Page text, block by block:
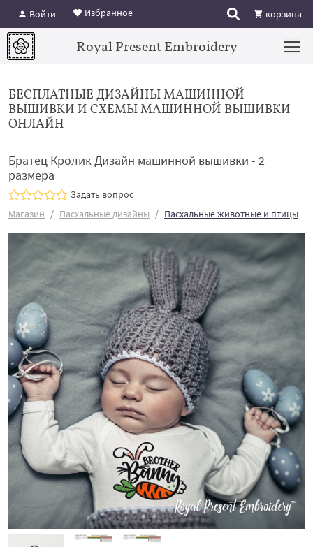
Войти Избранное корзина
Royal Present Embroidery
БЕСПЛАТНЫЕ ДИЗАЙНЫ МАШИННОЙ
ВЫШИВКИ И СХЕМЫ МАШИННОЙ ВЫШИВКИ
ОНЛАЙН
Братец Кролик Дизайн машинной вышивки - 2
размера
Задать вопрос
Магазин
Пасхальные дизайны Пасхальные животные и птицы